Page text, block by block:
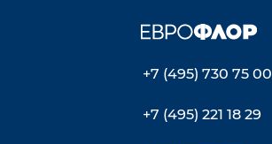
+7 (495) 730 75 00
+7 (495) 221 18 29